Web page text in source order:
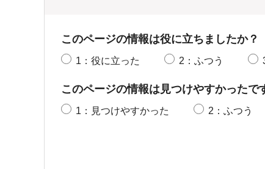
このページの情報は役に立ちましたか？
1：役に立った 2：ふつう
このページの情報は見つけやすかったで
1：見つけやすかった 2：ふつう